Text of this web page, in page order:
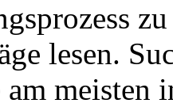
lesen.
am meisten